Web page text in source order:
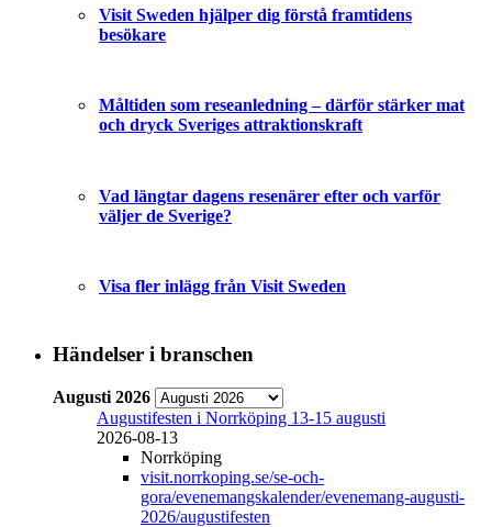
Visit Sweden hjälper dig förstå framtidens
besökare
Måltiden som reseanledning – därför stärker mat
och dryck Sveriges attraktionskraft
Vad längtar dagens resenärer efter och varför
väljer de Sverige?
Visa fler inlägg från Visit Sweden
Händelser i branschen
Augusti 2026
Augustifesten i Norrköping 13-15 augusti
2026-08-13
Norrköping
visit.norrkoping.se/se-och-
gora/evenemangskalender/evenemang-augusti-
2026/augustifesten